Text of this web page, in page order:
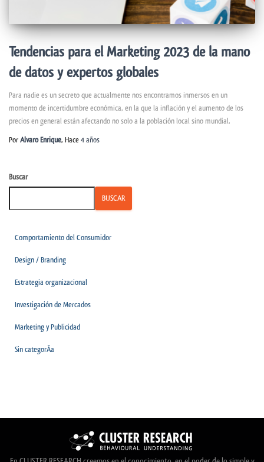
Tendencias para el Marketing 2023 de la mano
de datos y expertos globales
Para nadie es un secreto que actualmente nos encontramos inmersos en un
momento de incertidumbre económica, en la que la inflación y el aumento de los
precios en general están afectando no solo a la población local sino mundial.
PorAlvaro Enrique, Hace4 años
Buscar
BUSCAR
Comportamiento del Consumidor
Design / Branding
Estrategia organizacional
Investigación de Mercados
Marketing y Publicidad
Sin categorÃ­a